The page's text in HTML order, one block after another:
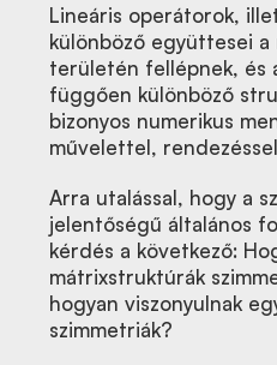
Lineáris operátorok,
különböző együttesei a
területén fellépnek, és
függően különböző
bizonyos numerikus
művelettel,
Arra utalással, hogy a
jelentőségű általános
kérdés a következő:
mátrixstruktúrák
hogyan viszonyulnak
szimmetriák?